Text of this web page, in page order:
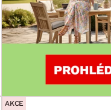
AKCE